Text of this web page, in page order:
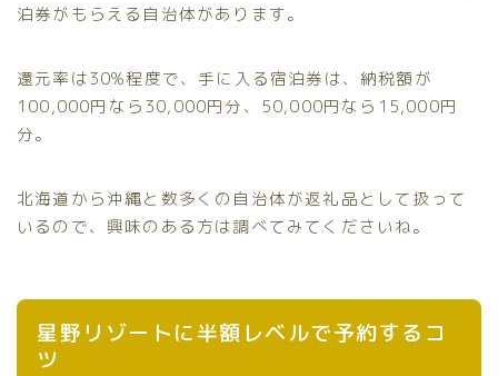
泊券がもらえる自治体があります。
還元率は30%程度で、手に入る宿泊券は、納税額が
100,000円なら30,000円分、50,000円なら15,000円
分。
北海道から沖縄と数多くの自治体が返礼品として扱って
いるので、興味のある方は調べてみてくださいね。
星野リゾートに半額レベルで予約するコ
ツ